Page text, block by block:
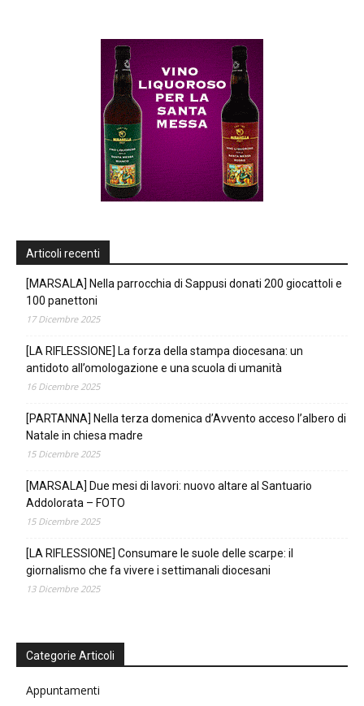
Articoli recenti
[MARSALA] Nella parrocchia di Sappusi donati 200 giocattoli e
100 panettoni
17 Dicembre 2025
[LA RIFLESSIONE] La forza della stampa diocesana: un
antidoto all’omologazione e una scuola di umanità
16 Dicembre 2025
[PARTANNA] Nella terza domenica d’Avvento acceso l’albero di
Natale in chiesa madre
15 Dicembre 2025
[MARSALA] Due mesi di lavori: nuovo altare al Santuario
Addolorata – FOTO
15 Dicembre 2025
[LA RIFLESSIONE] Consumare le suole delle scarpe: il
giornalismo che fa vivere i settimanali diocesani
13 Dicembre 2025
Categorie Articoli
Appuntamenti